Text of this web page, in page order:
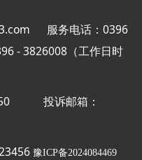
服务电话：0396
- 3826008（工作日时
投诉邮箱：
豫ICP备2024084469